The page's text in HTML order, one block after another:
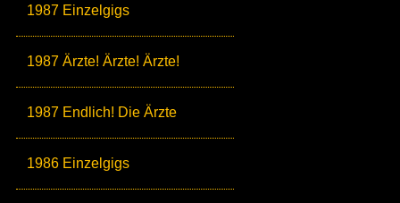
1987 Einzelgigs
1987 Ärzte! Ärzte! Ärzte!
1987 Endlich! Die Ärzte
1986 Einzelgigs